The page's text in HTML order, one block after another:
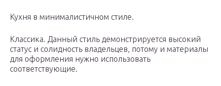
Кухня в минималистичном стиле.
Классика. Данный стиль демонстрируется высокий
статус и солидность владельцев, потому и материалы
для оформления нужно использовать
соответствующие.